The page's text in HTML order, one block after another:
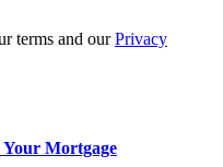
terms and ourPrivacy
Mortgage